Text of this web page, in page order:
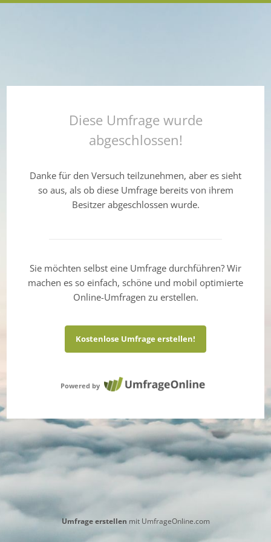
Diese Umfrage wurde
abgeschlossen!
Danke für den Versuch teilzunehmen, aber es sieht
so aus, als ob diese Umfrage bereits von ihrem
Besitzer abgeschlossen wurde.
Sie möchten selbst eine Umfrage durchführen? Wir
machen es so einfach, schöne und mobil optimierte
Online-Umfragen zu erstellen.
Kostenlose Umfrage erstellen!
Powered by
Umfrage erstellen mit UmfrageOnline.com